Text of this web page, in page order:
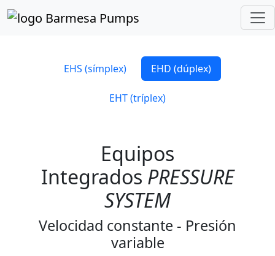
Inicio Catálogo de Productos
PRESSURE SYSTEM
EHS (símplex) EHD (dúplex)
EHT (tríplex)
Equipos
Integrados PRESSURE
SYSTEM
Velocidad constante - Presión
variable